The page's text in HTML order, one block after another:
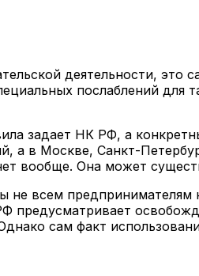
деятельности, это
послаблений для
задает НК РФ, а
а в Москве, Санкт-
вообще. Она может
всем предпринимателям
сам факт